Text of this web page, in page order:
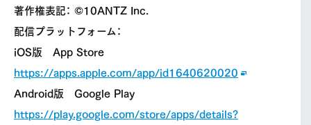
著作権表記： ©10ANTZ Inc.
配信プラットフォーム：
iOS版 App Store
https://apps.apple.com/app/id1640620020
Android版 Google Play
https://play.google.com/store/apps/details?